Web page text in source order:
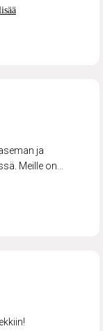
ja
Meille on...